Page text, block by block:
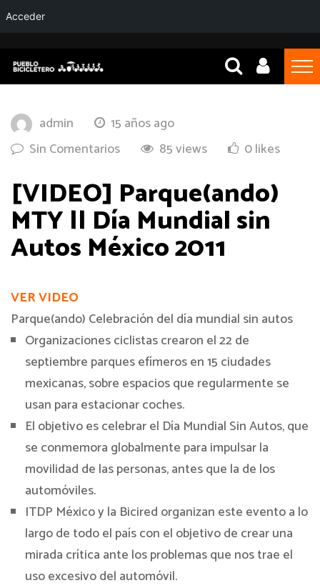
admin
15 años ago
Sin Comentarios
85 views 0 likes
[VIDEO] Parque(ando)
MTY || Día Mundial sin
Autos México 2011
VER VIDEO
Parque(ando) Celebración del día mundial sin autos
Organizaciones ciclistas crearon el 22 de
septiembre parques efímeros en 15 ciudades
mexicanas, sobre espacios que regularmente se
usan para estacionar coches.
El objetivo es celebrar el Día Mundial Sin Autos, que
se conmemora globalmente para impulsar la
movilidad de las personas, antes que la de los
automóviles.
ITDP México y la Bicired organizan este evento a lo
largo de todo el país con el objetivo de crear una
mirada crítica ante los problemas que nos trae el
uso excesivo del automóvil.
Acceder